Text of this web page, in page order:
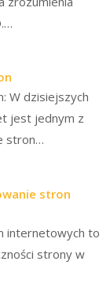
W dzisiejszych
jest jednym z
stron…
stron
internetowych to
strony w